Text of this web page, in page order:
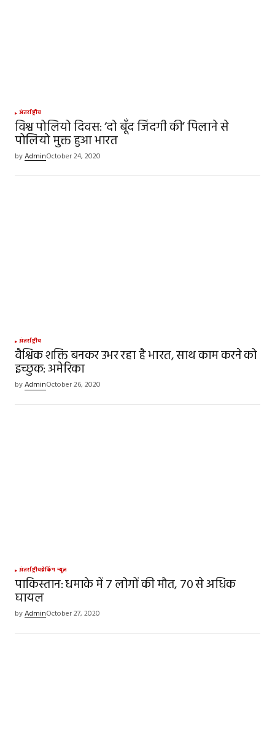
अंतर्राष्ट्रीय
विश्व पोलियो दिवस: ‘दो बूँद जिंदगी की’ पिलाने से
पोलियो मुक्त हुआ भारत
byAdminOctober 24, 2020
अंतर्राष्ट्रीय
वैश्विक शक्ति बनकर उभर रहा है भारत, साथ काम करने को
इच्छुक: अमेरिका
byAdminOctober 26, 2020
अंतर्राष्ट्रीयब्रेकिंग न्यूज़
पाकिस्तान: धमाके में 7 लोगों की मौत, 70 से अधिक
घायल
byAdminOctober 27, 2020